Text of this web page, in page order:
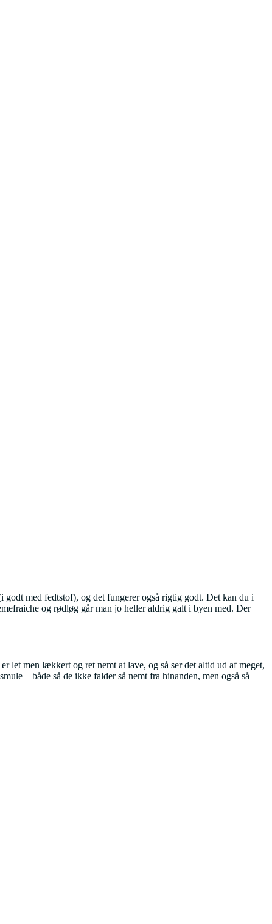
godt med fedtstof), og det fungerer også rigtig godt. Det kan du i
og rødløg går man jo heller aldrig galt i byen med. Der
let men lækkert og ret nemt at lave, og så ser det altid ud af meget,
– både så de ikke falder så nemt fra hinanden, men også så